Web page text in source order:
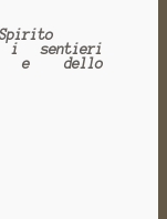
i sentieri
e dello